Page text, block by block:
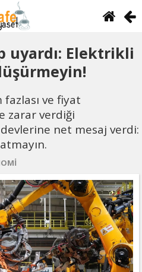
uyardı: Elektrikli
ve fiyat
zarar verdiği
net mesaj verdi: